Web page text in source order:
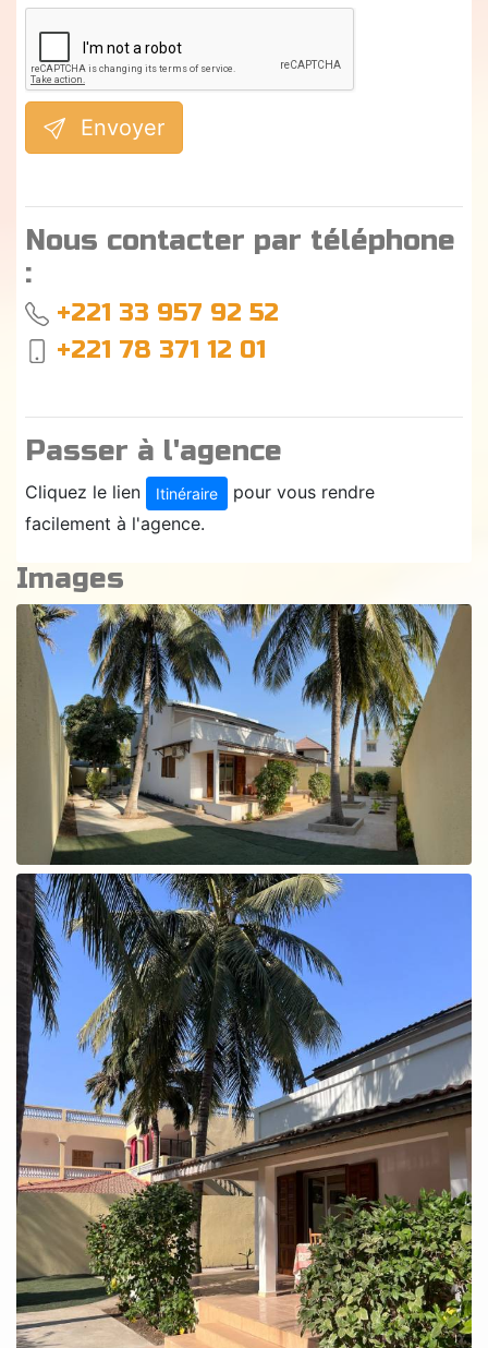
Envoyer
Nous contacter par téléphone
:
+221 33 957 92 52
+221 78 371 12 01
Passer à l'agence
Cliquez le lien Itinéraire
pour vous rendre
facilement à l'agence.
Images